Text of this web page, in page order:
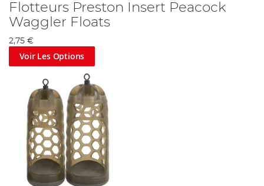
Flotteurs Preston Insert Peacock
Waggler Floats
2,75 €
Voir Les Options